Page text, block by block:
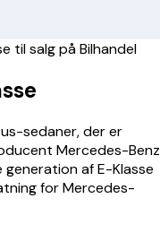
til salg på Bilhandel
sedaner, der er
Mercedes-Benz
af E-Klasse
for Mercedes-